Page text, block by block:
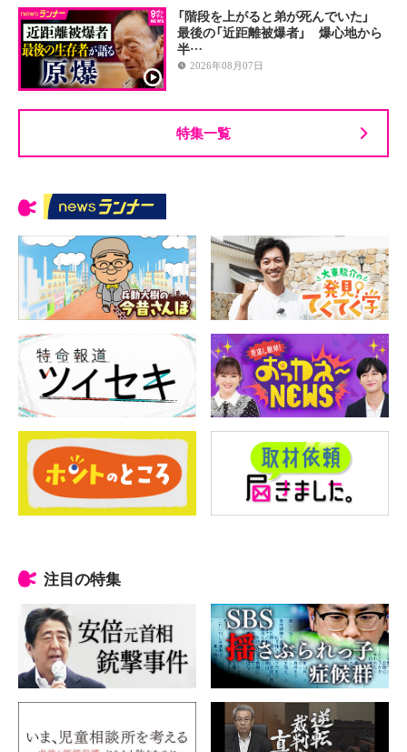
「階段を上がると弟が死んでいた」
最後の「近距離被爆者」 爆心地から
半…
2026年08月07日
特集一覧
注目の特集